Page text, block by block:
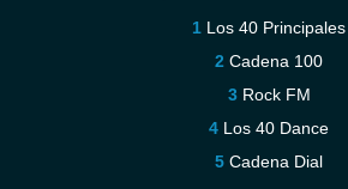
Los 40 Principales
Cadena 100
Rock FM
Los 40 Dance
Cadena Dial